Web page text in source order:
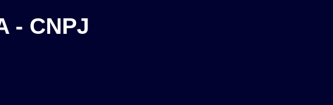
- CNPJ